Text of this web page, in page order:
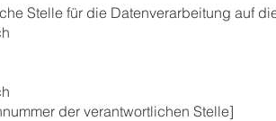
Stelle für die Datenverarbeitung auf
der verantwortlichen Stelle]